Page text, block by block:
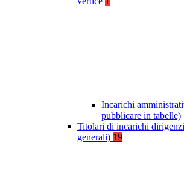
Incarichi
pubblicare in tabelle)
Titolari di incarichi
generali) 19